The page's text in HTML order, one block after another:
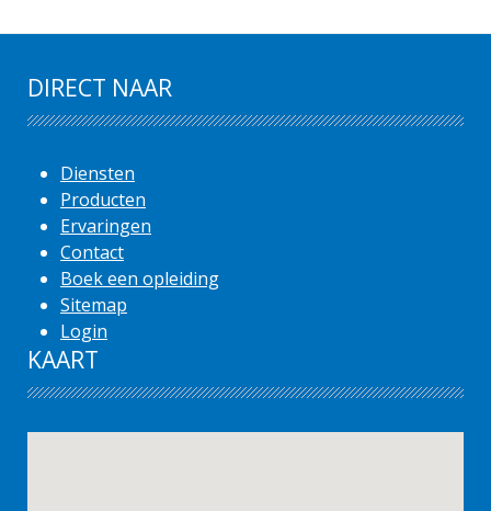
DIRECT NAAR
Diensten
Producten
Ervaringen
Contact
Boek een opleiding
Sitemap
Login
KAART